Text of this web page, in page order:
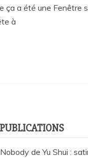
ça a été une Fenêtre
à
de Yu Shui :